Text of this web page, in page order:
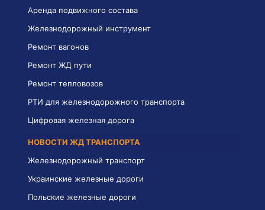
Аренда подвижного состава
Железнодорожный инструмент
Ремонт вагонов
Ремонт ЖД пути
Ремонт тепловозов
РТИ для железнодорожного транспорта
Цифровая железная дорога
НОВОСТИ ЖД ТРАНСПОРТА
Железнодорожный транспорт
Украинские железные дороги
Польские железные дороги